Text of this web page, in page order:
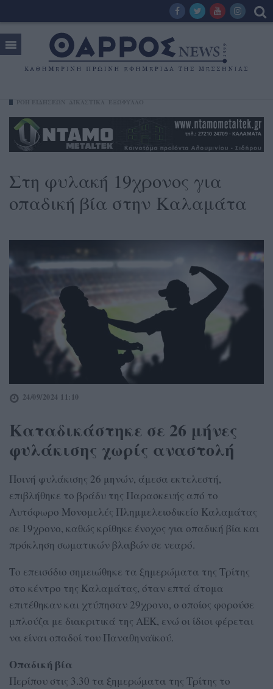
Στη φυλακή 19χρονος για
οπαδική βία στην Καλαμάτα
24/09/2024 11:10
Καταδικάστηκε σε 26 μήνες
φυλάκισης χωρίς αναστολή
Ποινή φυλάκισης 26 μηνών, άμεσα εκτελεστή,
επιβλήθηκε το βράδυ της Παρασκευής από το
Αυτόφωρο Μονομελές Πλημμελειοδικείο Καλαμάτας
σε 19χρονο, καθώς κρίθηκε ένοχος για οπαδική βία και
πρόκληση σωματικών βλαβών σε νεαρό.
Το επεισόδιο σημειώθηκε τα ξημερώματα της Τρίτης
στο κέντρο της Καλαμάτας, όταν επτά άτομα
επιτέθηκαν και χτύπησαν 29χρονο, ο οποίος φορούσε
μπλούζα με διακριτικά της ΑΕΚ, ενώ οι ίδιοι φέρεται
να είναι οπαδοί του Παναθηναϊκού.
Οπαδική βία
Περίπου στις 3.30 τα ξημερώματα της Τρίτης το